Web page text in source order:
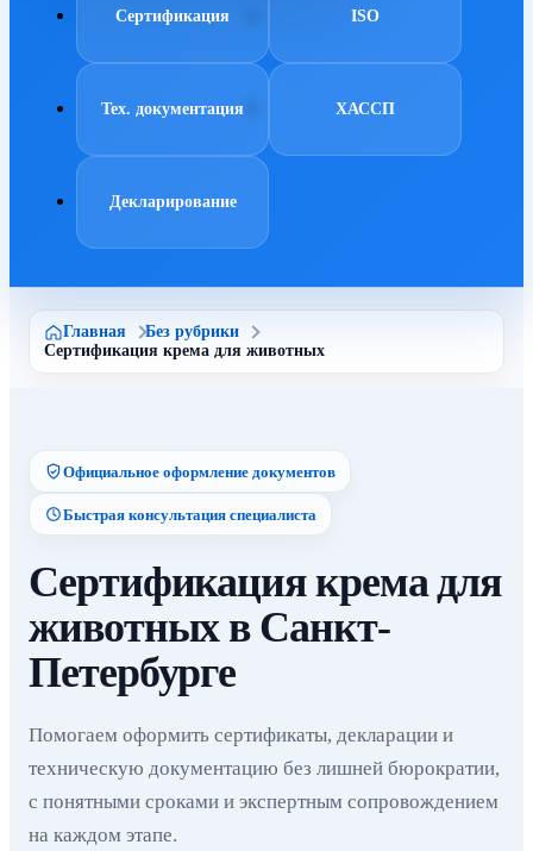
Сертификация ISO
Тех. документация ХАССП
Декларирование
Главная
Без рубрики
Сертификация крема для животных
Официальное оформление документов
Быстрая консультация специалиста
Сертификация крема для
животных в Санкт-
Петербурге
Помогаем оформить сертификаты, декларации и
техническую документацию без лишней бюрократии,
с понятными сроками и экспертным сопровождением
на каждом этапе.